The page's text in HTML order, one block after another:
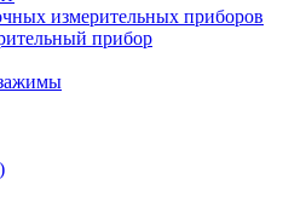
измерительных приборов
прибор